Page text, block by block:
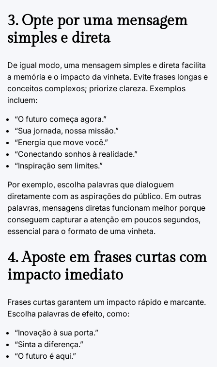
3. Opte por uma mensagem
simples e direta
De igual modo, uma mensagem simples e direta facilita
a memória e o impacto da vinheta. Evite frases longas e
conceitos complexos; priorize clareza. Exemplos
incluem:
“O futuro começa agora.”
“Sua jornada, nossa missão.”
“Energia que move você.”
“Conectando sonhos à realidade.”
“Inspiração sem limites.”
Por exemplo, escolha palavras que dialoguem
diretamente com as aspirações do público. Em outras
palavras, mensagens diretas funcionam melhor porque
conseguem capturar a atenção em poucos segundos,
essencial para o formato de uma vinheta.
4. Aposte em frases curtas com
impacto imediato
Frases curtas garantem um impacto rápido e marcante.
Escolha palavras de efeito, como:
“Inovação à sua porta.”
“Sinta a diferença.”
“O futuro é aqui.”